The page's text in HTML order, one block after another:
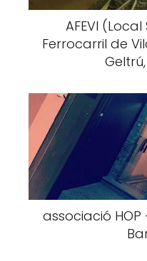
AFEVI
Ferrocarril de
associació